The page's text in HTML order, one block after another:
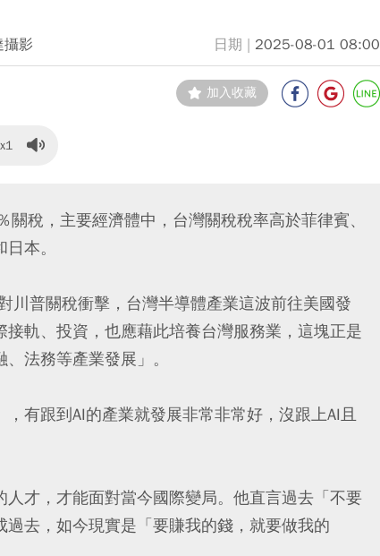
攝影 2025-08-01 08:00
加入收藏
x1
稅，主要經濟體中，台灣關稅稅率高於菲律賓、
本。
普關稅衝擊，台灣半導體產業這波前往美國發
軌、投資，也應藉此培養台灣服務業，這塊正是
法務等產業發展」。
有跟到AI的產業就發展非常非常好，沒跟上AI且
才，才能面對當今國際變局。他直言過去「不要
去，如今現實是「要賺我的錢，就要做我的